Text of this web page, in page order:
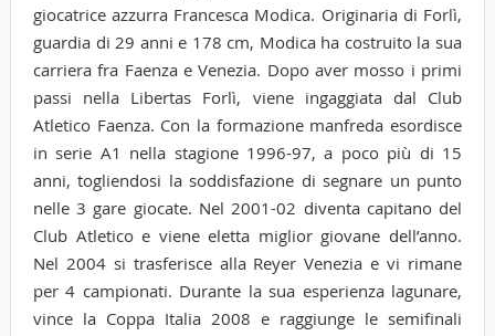
giocatrice azzurra Francesca Modica. Originaria di Forlì,
guardia di 29 anni e 178 cm, Modica ha costruito la sua
carriera fra Faenza e Venezia. Dopo aver mosso i primi
passi nella Libertas Forlì, viene ingaggiata dal Club
Atletico Faenza. Con la formazione manfreda esordisce
in serie A1 nella stagione 1996-97, a poco più di 15
anni, togliendosi la soddisfazione di segnare un punto
nelle 3 gare giocate. Nel 2001-02 diventa capitano del
Club Atletico e viene eletta miglior giovane dell’anno.
Nel 2004 si trasferisce alla Reyer Venezia e vi rimane
per 4 campionati. Durante la sua esperienza lagunare,
vince la Coppa Italia 2008 e raggiunge le semifinali